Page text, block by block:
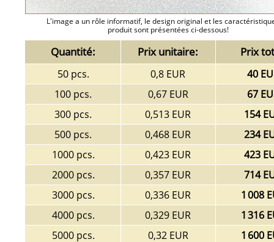
L'image a un rôle informatif, le design original et les
produit sont présentées ci-dessous!
Quantité: Prix unitaire: Prix
50 pcs. 0,8 EUR
40
100 pcs.
0,67 EUR
67
300 pcs.
0,513 EUR
154
500 pcs.
0,468 EUR
234
1000 pcs.
0,423 EUR
423
2000 pcs.
0,357 EUR
714
3000 pcs.
0,336 EUR
1 008
4000 pcs.
0,329 EUR
1 316
5000 pcs.
0,32 EUR 1 600